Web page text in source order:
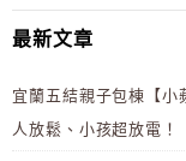
最新文章
宜蘭五結親子包棟【小
人放鬆、小孩超放電！